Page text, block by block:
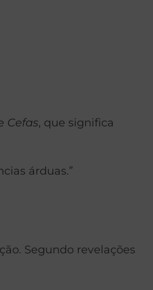
Cefas, que significa
árduas.”
Segundo revelações